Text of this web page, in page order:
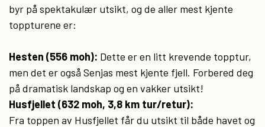
byr på spektakulær utsikt, og de aller mest kjente
toppturene er:
Hesten (556 moh): Dette er en litt krevende topptur,
men det er også Senjas mest kjente fjell. Forbered deg
på dramatisk landskap og en vakker utsikt!
Husfjellet (632 moh, 3,8 km tur/retur):
Fra toppen av Husfjellet får du utsikt til både havet og